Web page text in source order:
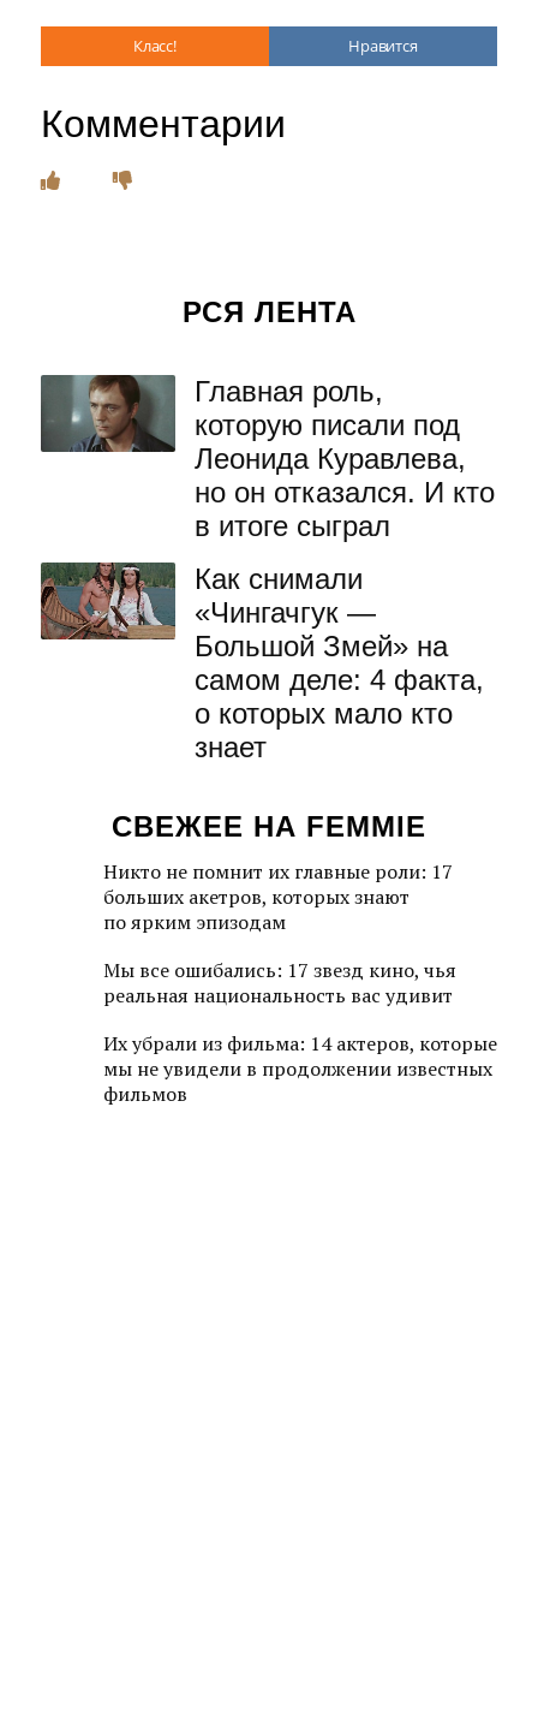
Класс! Нравится
Комментарии
РСЯ ЛЕНТА
Главная роль,
которую писали под
Леонида Куравлева,
но он отказался. И кто
в итоге сыграл
Как снимали
«Чингачгук —
Большой Змей» на
самом деле: 4 факта,
о которых мало кто
знает
СВЕЖЕЕ НА FEMMIE
Никто не помнит их главные роли: 17
больших акетров, которых знают
по ярким эпизодам
Мы все ошибались: 17 звезд кино, чья
реальная национальность вас удивит
Их убрали из фильма: 14 актеров, которые
мы не увидели в продолжении известных
фильмов